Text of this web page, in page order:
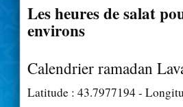
Les heures de salat
environs
Calendrier ramadan
Latitude : 43.7977194-